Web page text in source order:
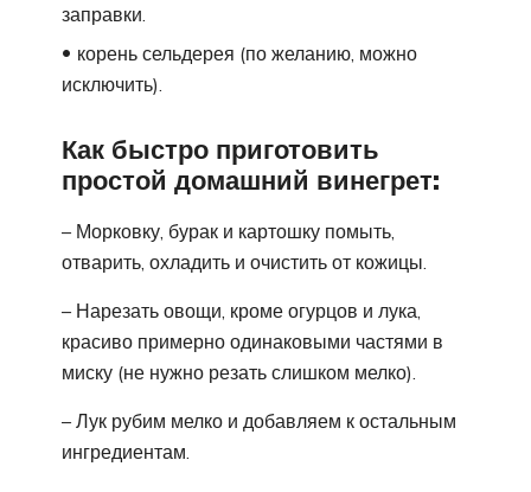
заправки.
корень сельдерея (по желанию, можно
исключить).
Как быстро приготовить
простой домашний винегрет:
– Морковку, бурак и картошку помыть,
отварить, охладить и очистить от кожицы.
– Нарезать овощи, кроме огурцов и лука,
красиво примерно одинаковыми частями в
миску (не нужно резать слишком мелко).
– Лук рубим мелко и добавляем к остальным
ингредиентам.